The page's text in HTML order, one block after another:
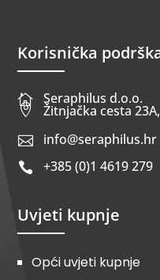
Korisnička
 Seraphilus d.o.o.
 Žitnjačka cesta
 info@seraphilus.hr
 +385 (0)1 4619 279
Uvjeti kupnje
Opći uvjeti kupnje